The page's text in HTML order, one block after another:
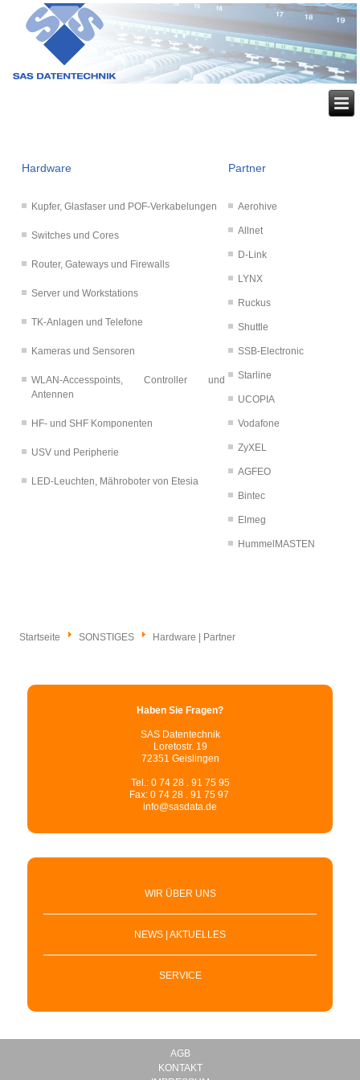
Hardware
Kupfer, Glasfaser und POF-Verkabelungen
Switches und Cores
Router, Gateways und Firewalls
Server und Workstations
TK-Anlagen und Telefone
Kameras und Sensoren
WLAN-Accesspoints, Controller und
Antennen
HF- und SHF Komponenten
USV und Peripherie
LED-Leuchten, Mähroboter von Etesia
Partner
Aerohive
Allnet
D-Link
LYNX
Ruckus
Shuttle
SSB-Electronic
Starline
UCOPIA
Vodafone
ZyXEL
AGFEO
Bintec
Elmeg
HummelMASTEN
Startseite SONSTIGES Hardware | Partner
Haben Sie Fragen?
SAS Datentechnik
Loretostr. 19
72351 Geislingen
Tel.: 0 74 28 . 91 75 95
Fax: 0 74 28 . 91 75 97
info@sasdata.de
WIR ÜBER UNS
NEWS | AKTUELLES
SERVICE
AGB
KONTAKT